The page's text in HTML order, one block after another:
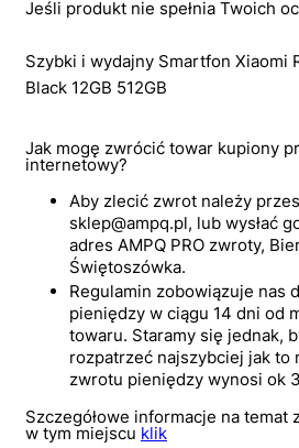
Jeśli produkt nie spełnia Twoich
Szybki i wydajny Smartfon Xiaomi
Black 12GB 512GB
Jak mogę zwrócić towar kupiony
internetowy?
Aby zlecić zwrot należy
sklep@ampq.pl, lub wysłać
adres AMPQ PRO zwroty,
Świętoszówka.
Regulamin zobowiązuje nas
pieniędzy w ciągu 14 dni od
towaru. Staramy się jednak,
rozpatrzeć najszybciej jak to
zwrotu pieniędzy wynosi ok
Szczegółowe informacje na temat
w tym miejscu klik